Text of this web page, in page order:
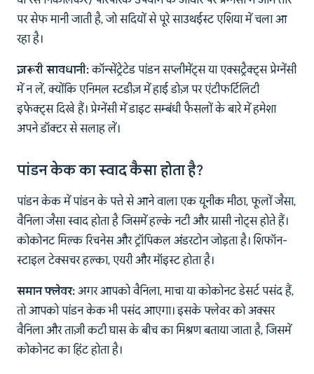
पर सेफ मानी जाती है, जो सदियों से पूरे साउथईस्ट एशिया में चला आ
रहा है।
ज़रूरी सावधानी:कॉन्सेंट्रेटेड पांडन सप्लीमेंट्स या एक्सट्रैक्ट्स प्रेग्नेंसी
में न लें, क्योंकि एनिमल स्टडीज़ में हाई डोज़ पर एंटीफर्टिलिटी
इफेक्ट्स दिखे हैं। प्रेग्नेंसी में डाइट सम्बंधी फैसलों के बारे में हमेशा
अपने डॉक्टर से सलाह लें।
पांडन केक का स्वाद कैसा होता है?
पांडन केक में पांडन के पत्ते से आने वाला एक यूनीक मीठा, फूलों जैसा,
वैनिला जैसा स्वाद होता है जिसमें हल्के नटी और ग्रासी नोट्स होते हैं।
कोकोनट मिल्क रिचनेस और ट्रॉपिकल अंडरटोन जोड़ता है। शिफॉन-
स्टाइल टेक्सचर हल्का, एयरी और मॉइस्ट होता है।
समान फ्लेवर: अगर आपको वैनिला, माचा या कोकोनट डेसर्ट पसंद हैं,
तो आपको पांडन केक भी पसंद आएगा। इसके फ्लेवर को अक्सर
वैनिला और ताज़ी कटी घास के बीच का मिश्रण बताया जाता है, जिसमें
कोकोनट का हिंट होता है।